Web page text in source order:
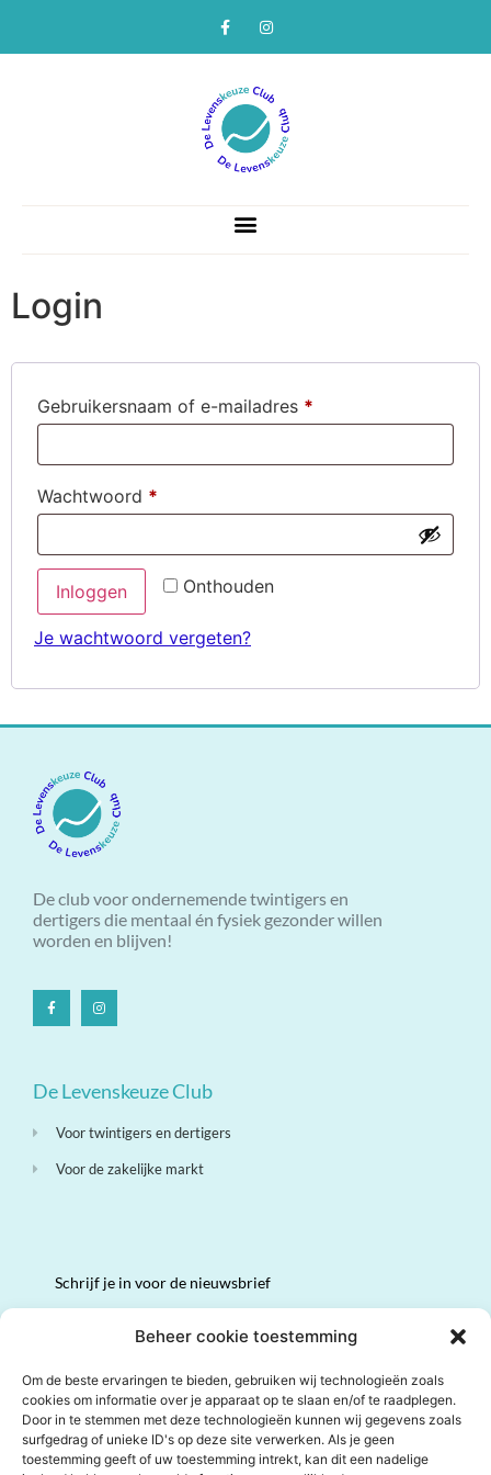
Beheer cookie toestemming
Om de beste ervaringen te bieden, gebruiken wij technologieën zoals
cookies om informatie over je apparaat op te slaan en/of te raadplegen.
Door in te stemmen met deze technologieën kunnen wij gegevens zoals
surfgedrag of unieke ID's op deze site verwerken. Als je geen
toestemming geeft of uw toestemming intrekt, kan dit een nadelige
Login
Gebruikersnaam of e-mailadres *
Wachtwoord *
Onthouden
Inloggen
Je wachtwoord vergeten?
De club voor ondernemende twintigers en
dertigers die mentaal én fysiek gezonder willen
worden en blijven!
De Levenskeuze Club
Voor twintigers en dertigers
Voor de zakelijke markt
Schrijf je in voor de nieuwsbrief
Volledige naam
Email*